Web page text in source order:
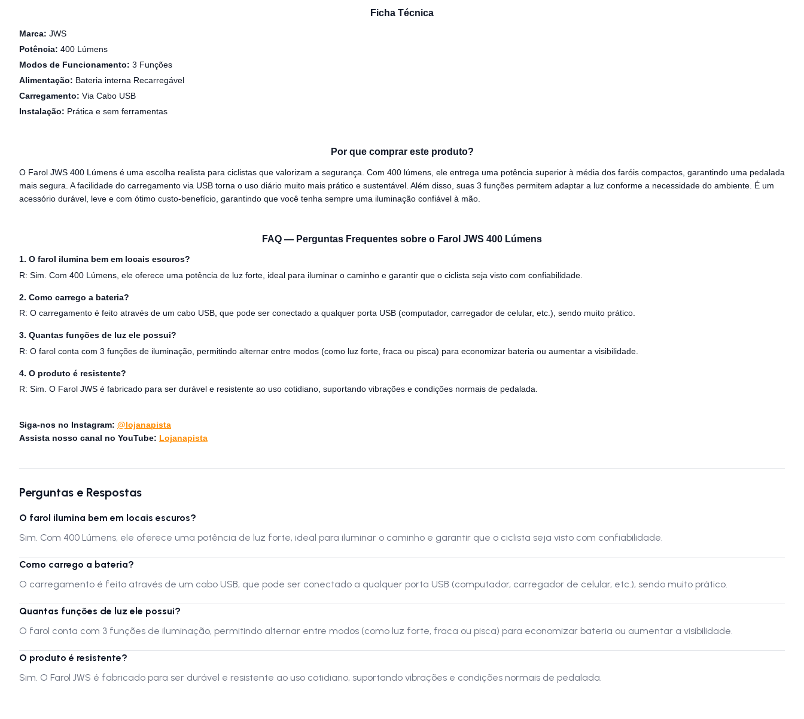
Ficha Técnica
Marca: JWS
Potência: 400 Lúmens
Modos de Funcionamento: 3 Funções
Alimentação: Bateria interna Recarregável
Carregamento: Via Cabo USB
Instalação: Prática e sem ferramentas
Por que comprar este produto?
O Farol JWS 400 Lúmens é uma escolha realista para ciclistas que valorizam a segurança. Com 400 lúmens, ele entrega uma potência superior à média dos faróis compactos, garantindo uma pedalada
mais segura. A facilidade do carregamento via USB torna o uso diário muito mais prático e sustentável. Além disso, suas 3 funções permitem adaptar a luz conforme a necessidade do ambiente. É um
acessório durável, leve e com ótimo custo-benefício, garantindo que você tenha sempre uma iluminação confiável à mão.
FAQ — Perguntas Frequentes sobre o Farol JWS 400 Lúmens
1. O farol ilumina bem em locais escuros?
R: Sim. Com 400 Lúmens, ele oferece uma potência de luz forte, ideal para iluminar o caminho e garantir que o ciclista seja visto com confiabilidade.
2. Como carrego a bateria?
R: O carregamento é feito através de um cabo USB, que pode ser conectado a qualquer porta USB (computador, carregador de celular, etc.), sendo muito prático.
3. Quantas funções de luz ele possui?
R: O farol conta com 3 funções de iluminação, permitindo alternar entre modos (como luz forte, fraca ou pisca) para economizar bateria ou aumentar a visibilidade.
4. O produto é resistente?
R: Sim. O Farol JWS é fabricado para ser durável e resistente ao uso cotidiano, suportando vibrações e condições normais de pedalada.
Siga-nos no Instagram: @lojanapista
Assista nosso canal no YouTube: Lojanapista
Perguntas e Respostas
O farol ilumina bem em locais escuros?
Sim. Com 400 Lúmens, ele oferece uma potência de luz forte, ideal para iluminar o caminho e garantir que o ciclista seja visto com confiabilidade.
Como carrego a bateria?
O carregamento é feito através de um cabo USB, que pode ser conectado a qualquer porta USB (computador, carregador de celular, etc.), sendo muito prático.
Quantas funções de luz ele possui?
O farol conta com 3 funções de iluminação, permitindo alternar entre modos (como luz forte, fraca ou pisca) para economizar bateria ou aumentar a visibilidade.
O produto é resistente?
Sim. O Farol JWS é fabricado para ser durável e resistente ao uso cotidiano, suportando vibrações e condições normais de pedalada.